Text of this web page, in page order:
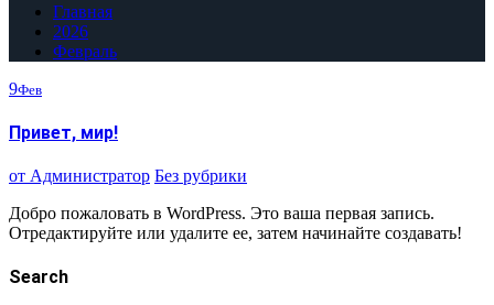
Главная
2026
Февраль
9Фев
Привет, мир!
от Администратор Без рубрики
Добро пожаловать в WordPress. Это ваша первая запись.
Отредактируйте или удалите ее, затем начинайте создавать!
Search